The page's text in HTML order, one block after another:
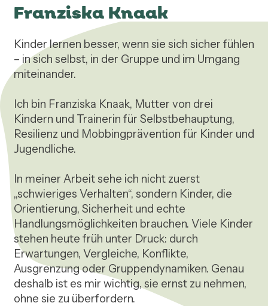
Franziska Knaak
Kinder lernen besser, wenn sie sich sicher fühlen
– in sich selbst, in der Gruppe und im Umgang
miteinander.
Ich bin Franziska Knaak, Mutter von drei
Kindern und Trainerin für Selbstbehauptung,
Resilienz und Mobbingprävention für Kinder und
Jugendliche.
In meiner Arbeit sehe ich nicht zuerst
„schwieriges Verhalten“, sondern Kinder, die
Orientierung, Sicherheit und echte
Handlungsmöglichkeiten brauchen. Viele Kinder
stehen heute früh unter Druck: durch
Erwartungen, Vergleiche, Konflikte,
Ausgrenzung oder Gruppendynamiken. Genau
deshalb ist es mir wichtig, sie ernst zu nehmen,
ohne sie zu überfordern.